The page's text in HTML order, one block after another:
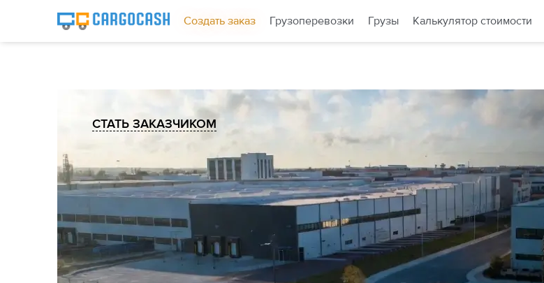
Создать заказ Грузоперевозки Грузы Калькулятор стоимости
СТАТЬ ЗАКАЗЧИКОМ